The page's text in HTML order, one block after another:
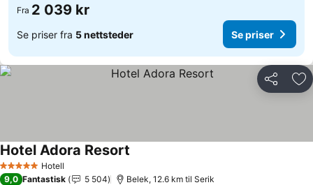
Fra 2 039 kr
Se priser fra 5 nettsteder Se priser
Del
5 Stjerner Hotell
Hotel Adora Resort
9,0 Fantastisk 5 504 Belek, 12.6 km til Serik